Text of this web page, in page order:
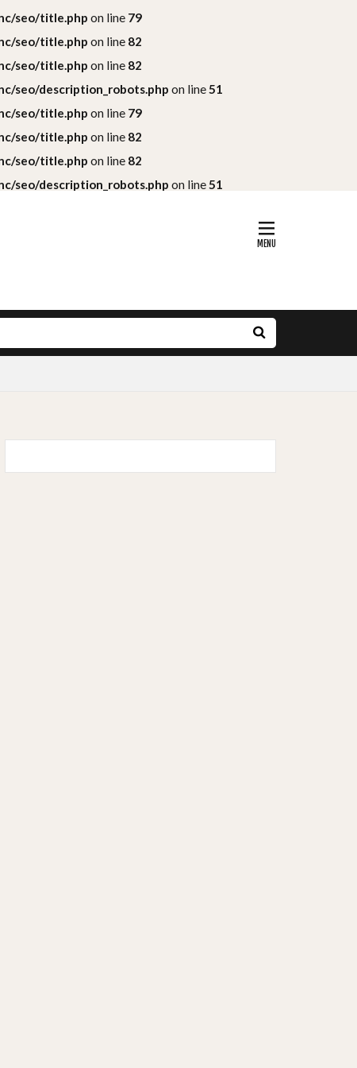
seo/title.php on line 79
seo/title.php on line 82
seo/title.php on line 82
seo/description_robots.php on line51
seo/title.php on line 79
seo/title.php on line 82
seo/title.php on line 82
seo/description_robots.php on line51